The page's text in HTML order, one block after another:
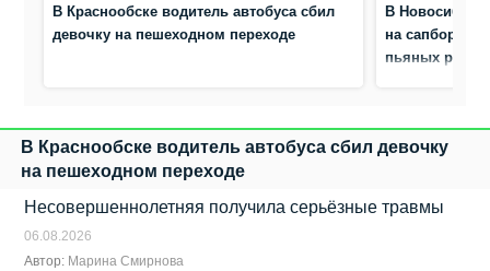
В Краснообске водитель автобуса сбил
девочку на пешеходном переходе
В
на сапборде:
пьяных
В Краснообске водитель автобуса сбил девочку
на пешеходном переходе
Несовершеннолетняя получила серьёзные травмы
06.08.2026
Автор: Марина Смирнова